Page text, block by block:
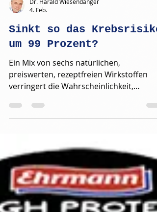
4. Feb.
Sinkt so das Krebsrisiko
um 99 Prozent?
irgendwann an Krebs zu erkranken, um
%. Vier zusätzliche Substanzen senken es
noch weiter. Diese frohe Botschaft belegt
ein amerikanischer Arzt mit einem
umfassenden Forschungsüberblick – zum
Verdruss der Pharmaindustrie, die mit